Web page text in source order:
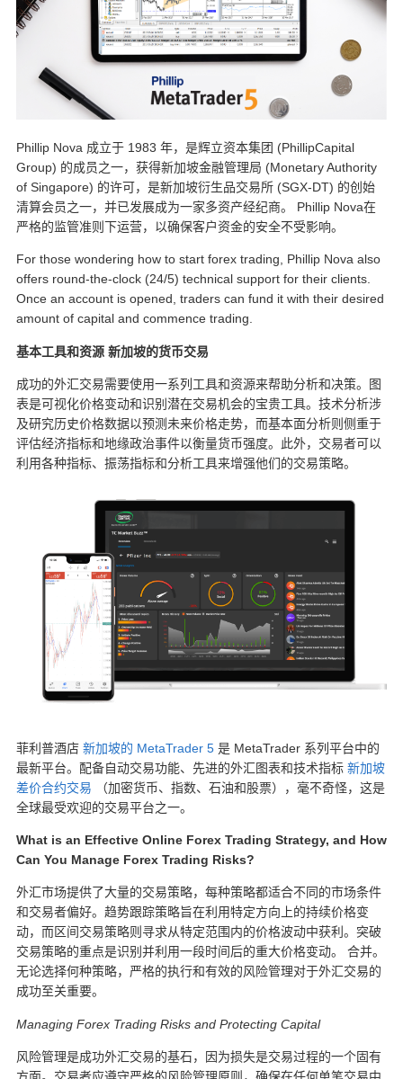
Phillip Nova 成立于 1983 年，是辉立资本集团 (PhillipCapital
Group) 的成员之一，获得新加坡金融管理局 (Monetary Authority
of Singapore) 的许可，是新加坡衍生品交易所 (SGX-DT) 的创始
清算会员之一，并已发展成为一家多资产经纪商。 Phillip Nova在
严格的监管准则下运营，以确保客户资金的安全不受影响。
For those wondering how to start forex trading, Phillip Nova also
offers round-the-clock (24/5) technical support for their clients.
Once an account is opened, traders can fund it with their desired
amount of capital and commence trading.
基本工具和资源 新加坡的货币交易
成功的外汇交易需要使用一系列工具和资源来帮助分析和决策。图
表是可视化价格变动和识别潜在交易机会的宝贵工具。技术分析涉
及研究历史价格数据以预测未来价格走势，而基本面分析则侧重于
评估经济指标和地缘政治事件以衡量货币强度。此外，交易者可以
利用各种指标、振荡指标和分析工具来增强他们的交易策略。
菲利普酒店 新加坡的 MetaTrader 5 是 MetaTrader 系列平台中的
最新平台。配备自动交易功能、先进的外汇图表和技术指标 新加坡
差价合约交易 （加密货币、指数、石油和股票），毫不奇怪，这是
全球最受欢迎的交易平台之一。
What is an Effective Online Forex Trading Strategy, and How
Can You Manage Forex Trading Risks?
外汇市场提供了大量的交易策略，每种策略都适合不同的市场条件
和交易者偏好。趋势跟踪策略旨在利用特定方向上的持续价格变
动，而区间交易策略则寻求从特定范围内的价格波动中获利。突破
交易策略的重点是识别并利用一段时间后的重大价格变动。 合并。
无论选择何种策略，严格的执行和有效的风险管理对于外汇交易的
成功至关重要。
Managing Forex Trading Risks and Protecting Capital
风险管理是成功外汇交易的基石，因为损失是交易过程的一个固有